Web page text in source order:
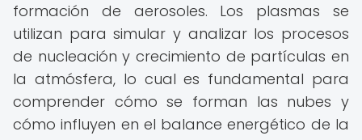
formación de aerosoles. Los plasmas se
utilizan para simular y analizar los procesos
de nucleación y crecimiento de partículas en
la atmósfera, lo cual es fundamental para
comprender cómo se forman las nubes y
cómo influyen en el balance energético de la